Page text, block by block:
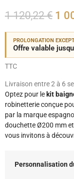
1 120,22 € 1
PROLONGATION
Offre valable
TTC
Livraison entre 2 à 6
Optez pour le kit
robinetterie conçue
par la marque
douchette Ø200 mm
vous invitons à
Personnalisation